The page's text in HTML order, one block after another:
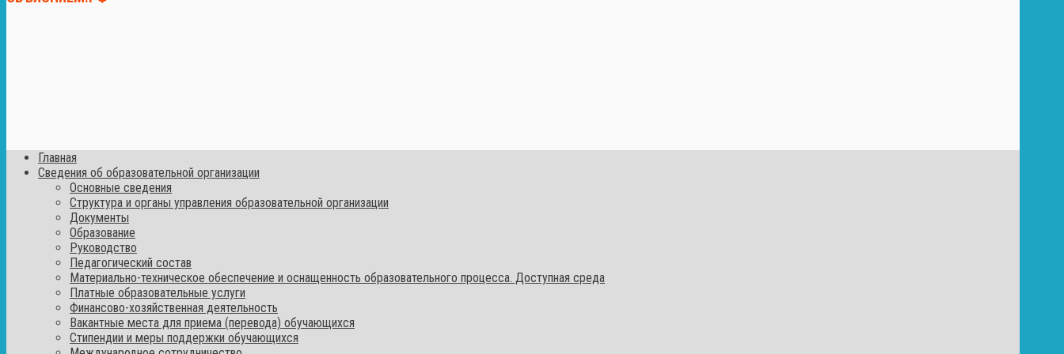
Главная
Сведения об образовательной организации
Основные сведения
Структура и органы управления образовательной организации
Документы
Образование
Руководство
Педагогический состав
Материально-техническое обеспечение и оснащенность образовательного процесса. Доступная среда
Платные образовательные услуги
Финансово-хозяйственная деятельность
Вакантные места для приема (перевода) обучающихся
Стипендии и меры поддержки обучающихся